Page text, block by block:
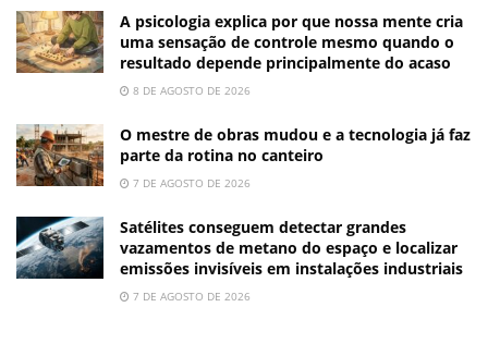
A psicologia explica por que nossa mente cria
uma sensação de controle mesmo quando o
resultado depende principalmente do acaso
8 DE AGOSTO DE 2026
O mestre de obras mudou e a tecnologia já faz
parte da rotina no canteiro
7 DE AGOSTO DE 2026
Satélites conseguem detectar grandes
vazamentos de metano do espaço e localizar
emissões invisíveis em instalações industriais
7 DE AGOSTO DE 2026